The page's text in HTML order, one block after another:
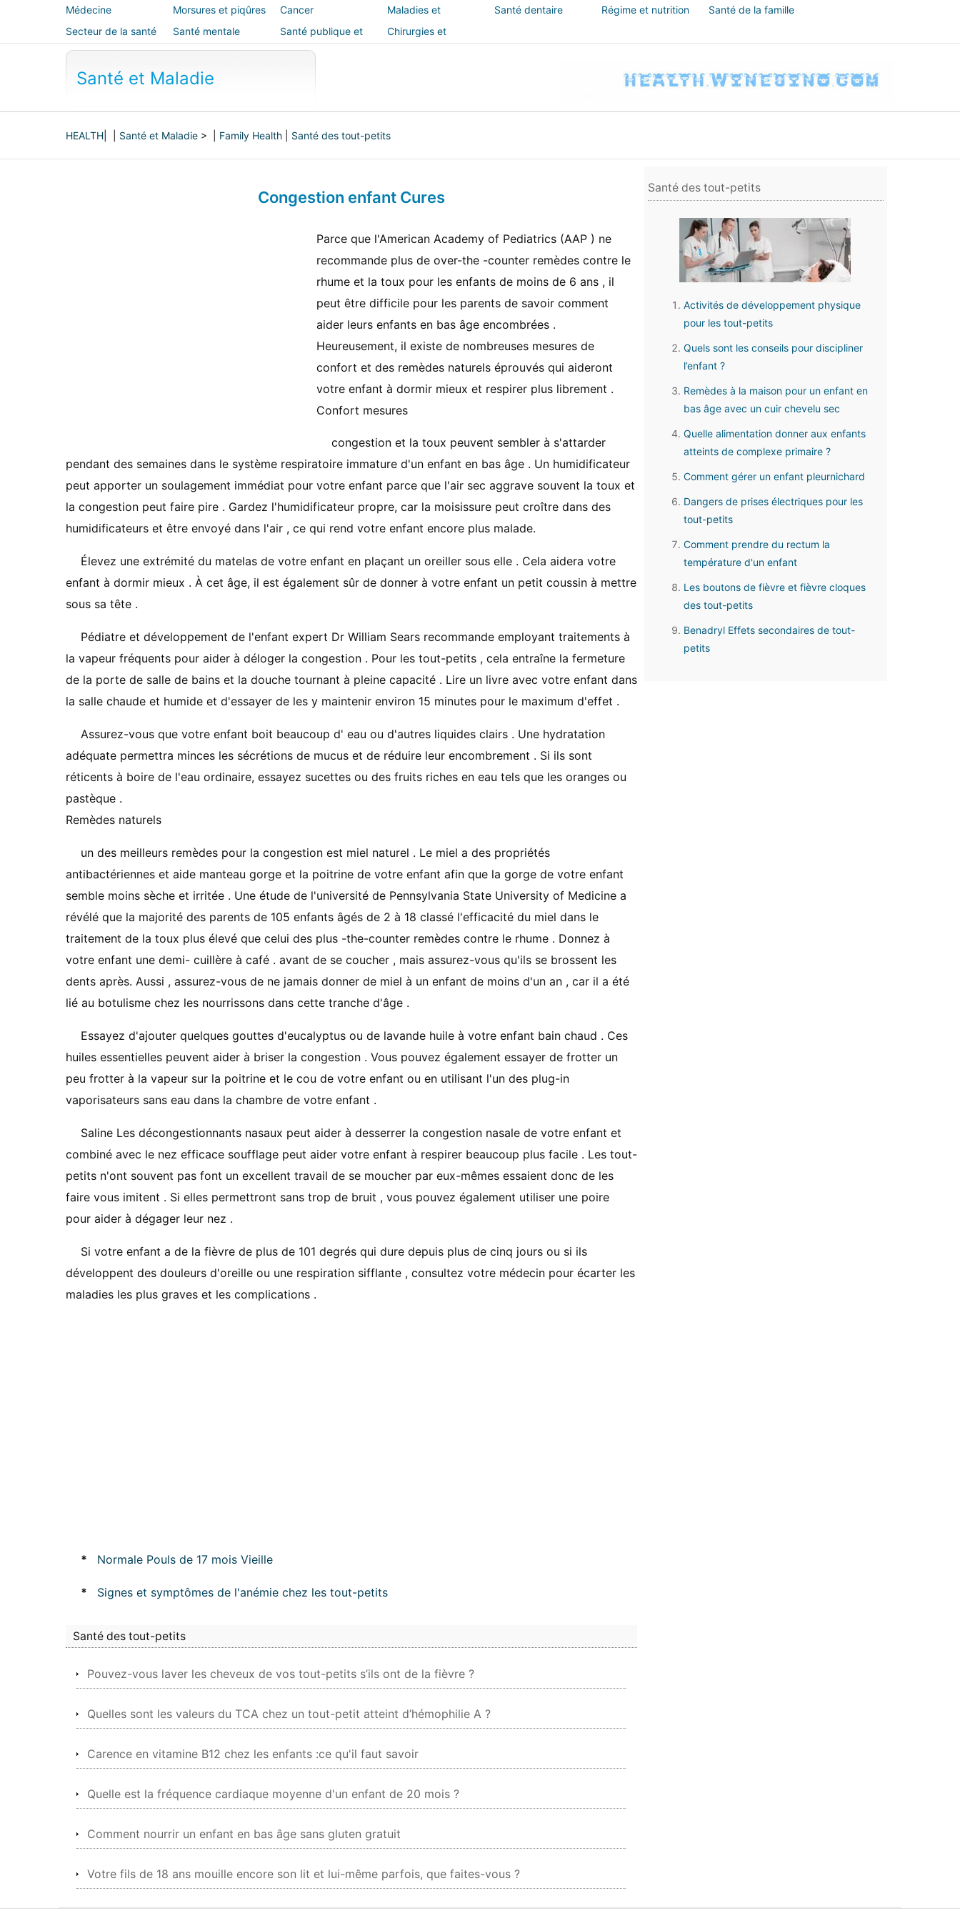
Médecine
alternative
Morsures et piqûres Cancer
Maladies et
traitements
Santé dentaire Régime et nutrition
Santé de la famille
Secteur de la santé
Santé mentale
Santé publique et
sécurité
Chirurgies et
Santé et Maladie
HEALTH Santé et Maladie > | Family Health Santé des tout-petits
Congestion enfant Cures
Parce que l'American Academy of Pediatrics (AAP ) ne
recommande plus de over-the -counter remèdes contre le
rhume et la toux pour les enfants de moins de 6 ans , il
peut être difficile pour les parents de savoir comment
aider leurs enfants en bas âge encombrées .
Heureusement, il existe de nombreuses mesures de
confort et des remèdes naturels éprouvés qui aideront
votre enfant à dormir mieux et respirer plus librement .
Confort mesures
congestion et la toux peuvent sembler à s'attarder
pendant des semaines dans le système respiratoire immature d'un enfant en bas âge . Un humidificateur
peut apporter un soulagement immédiat pour votre enfant parce que l'air sec aggrave souvent la toux et
la congestion peut faire pire . Gardez l'humidificateur propre, car la moisissure peut croître dans des
humidificateurs et être envoyé dans l'air , ce qui rend votre enfant encore plus malade.
Élevez une extrémité du matelas de votre enfant en plaçant un oreiller sous elle . Cela aidera votre
enfant à dormir mieux . À cet âge, il est également sûr de donner à votre enfant un petit coussin à mettre
sous sa tête .
Pédiatre et développement de l'enfant expert Dr William Sears recommande employant traitements à
la vapeur fréquents pour aider à déloger la congestion . Pour les tout-petits , cela entraîne la fermeture
de la porte de salle de bains et la douche tournant à pleine capacité . Lire un livre avec votre enfant dans
la salle chaude et humide et d'essayer de les y maintenir environ 15 minutes pour le maximum d'effet .
Assurez-vous que votre enfant boit beaucoup d' eau ou d'autres liquides clairs . Une hydratation
adéquate permettra minces les sécrétions de mucus et de réduire leur encombrement . Si ils sont
réticents à boire de l'eau ordinaire, essayez sucettes ou des fruits riches en eau tels que les oranges ou
pastèque .
Remèdes naturels
un des meilleurs remèdes pour la congestion est miel naturel . Le miel a des propriétés
antibactériennes et aide manteau gorge et la poitrine de votre enfant afin que la gorge de votre enfant
semble moins sèche et irritée . Une étude de l'université de Pennsylvania State University of Medicine a
révélé que la majorité des parents de 105 enfants âgés de 2 à 18 classé l'efficacité du miel dans le
traitement de la toux plus élevé que celui des plus -the-counter remèdes contre le rhume . Donnez à
votre enfant une demi- cuillère à café . avant de se coucher , mais assurez-vous qu'ils se brossent les
dents après. Aussi , assurez-vous de ne jamais donner de miel à un enfant de moins d'un an , car il a été
lié au botulisme chez les nourrissons dans cette tranche d'âge .
Essayez d'ajouter quelques gouttes d'eucalyptus ou de lavande huile à votre enfant bain chaud . Ces
huiles essentielles peuvent aider à briser la congestion . Vous pouvez également essayer de frotter un
peu frotter à la vapeur sur la poitrine et le cou de votre enfant ou en utilisant l'un des plug-in
vaporisateurs sans eau dans la chambre de votre enfant .
Saline Les décongestionnants nasaux peut aider à desserrer la congestion nasale de votre enfant et
combiné avec le nez efficace soufflage peut aider votre enfant à respirer beaucoup plus facile . Les tout-
petits n'ont souvent pas font un excellent travail de se moucher par eux-mêmes essaient donc de les
faire vous imitent . Si elles permettront sans trop de bruit , vous pouvez également utiliser une poire
pour aider à dégager leur nez .
Si votre enfant a de la fièvre de plus de 101 degrés qui dure depuis plus de cinq jours ou si ils
développent des douleurs d'oreille ou une respiration sifflante , consultez votre médecin pour écarter les
maladies les plus graves et les complications .
* Normale Pouls de 17 mois Vieille
* Signes et symptômes de l'anémie chez les tout-petits
Santé des tout-petits
Pouvez-vous laver les cheveux de vos tout-petits s’ils ont de la fièvre ?
Quelles sont les valeurs du TCA chez un tout-petit atteint d’hémophilie A ?
Carence en vitamine B12 chez les enfants :ce qu'il faut savoir
Quelle est la fréquence cardiaque moyenne d'un enfant de 20 mois ?
Comment nourrir un enfant en bas âge sans gluten gratuit
Votre fils de 18 ans mouille encore son lit et lui-même parfois, que faites-vous ?
Santé des tout-petits
Activités de développement physique
pour les tout-petits
Quels sont les conseils pour discipliner
l’enfant ?
Remèdes à la maison pour un enfant en
bas âge avec un cuir chevelu sec
Quelle alimentation donner aux enfants
atteints de complexe primaire ?
Comment gérer un enfant pleurnichard
Dangers de prises électriques pour les
tout-petits
Comment prendre du rectum la
température d'un enfant
Les boutons de fièvre et fièvre cloques
des tout-petits
Benadryl Effets secondaires de tout-
petits